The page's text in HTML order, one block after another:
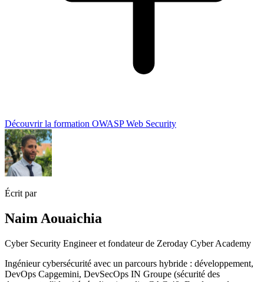
Découvrir la formation OWASP Web Security
Écrit par
Naim Aouaichia
Cyber Security Engineer et fondateur de Zeroday Cyber Academy
Ingénieur cybersécurité avec un parcours hybride : développement,
DevOps Capgemini, DevSecOps IN Groupe (sécurité des